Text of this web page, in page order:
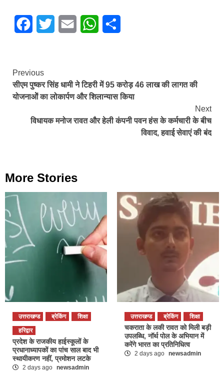
FacebookTwitter Email WhatsApp
Continue
Reading
Previous
सीएम पुष्कर सिंह धामी ने टिहरी में 95 करोड़ 46 लाख की लागत की
योजनाओें का लोकार्पण और शिलान्यास किया
Next
विधायक मनोज रावत और हेली कंपनी पवन हंस के कर्मचारी के बीच
विवाद, हवाई सेवाएं की बंद
More Stories
उत्तराखण्ड ब्रेकिंग
शिक्षा
हरिद्वार
प्रदेश के राजकीय हाईस्कूलों के
प्रधानाध्यापकों का पांच साल बाद भी
स्थायीकरण नहीं, प्रमोशन लटके
2 days ago newsadmin
उत्तराखण्ड ब्रेकिंग शिक्षा
चकराता के लकी रावत को मिली बड़ी
उपलब्धि, नॉर्थ पोल के अभियान में
करेंगे भारत का प्रतिनिधित्व
2 days ago newsadmin